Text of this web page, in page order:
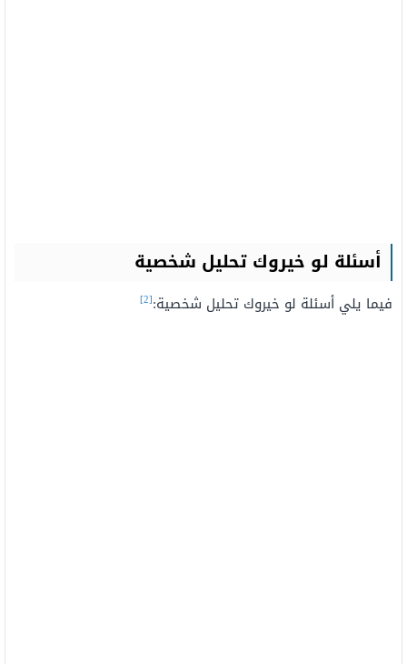
أسئلة لو خيروك تحليل شخصية
فيما يلي أسئلة لو خيروك تحليل شخصية:[2]